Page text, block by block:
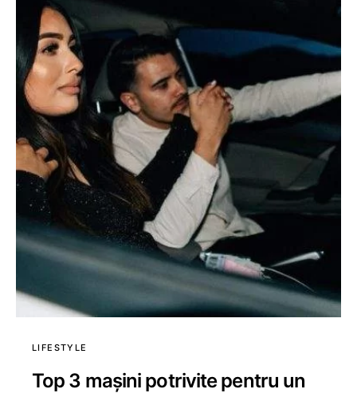
LIFESTYLE
Top 3 mașini potrivite pentru un